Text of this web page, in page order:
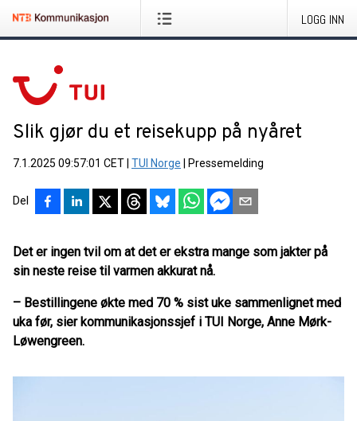
LOGG INN
Slik gjør du et reisekupp på nyåret
7.1.2025 09:57:01 CET TUI Norge Pressemelding
Del
Det er ingen tvil om at det er ekstra mange som jakter på
sin neste reise til varmen akkurat nå.
– Bestillingene økte med 70 % sist uke sammenlignet med
uka før, sier kommunikasjonssjef i TUI Norge, Anne Mørk-
Løwengreen.